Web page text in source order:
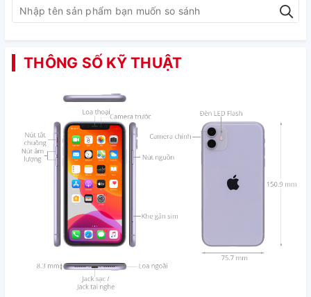
Hiệu năng mạnh mẽ hàng đầu thế giới
Mỗi lần ra iPhone mới là mỗi lần Apple mang đến cho người
dùng một trải nghiệm về hiệu năng "chưa từng có".
Trên iPhone 11 mới Apple nâng cấp con chip của mình lên
Apple A13 Bionic rất mạnh mẽ.
Chiếc iPhone này cũng được nâng cấp dung lượng
thay vì 3 GB như thế hệ trước đó.
THÔNG SỐ KỸ THUẬT